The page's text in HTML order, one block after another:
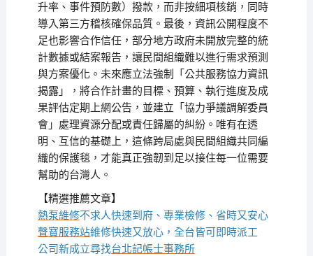
升率、事件預防數）撥款，而非按細項核銷，同時
導入第三方稽核確保品質。最後，資訊公開程度不
足也影響合作信任，部分地方政府未開放完整的統
計數據或結案報告，讓民間組織難以進行需求預測
與方案優化。未來應立法強制「公共服務協力資訊
揭露」，將合作計畫的目標、預算、執行進度及成
果評估定期上網公告，並建立「協力爭議調解委員
會」處理資源分配或責任歸屬的糾紛。唯有在透
明、互信的基礎上，這條跨局處與民間組織共同編
織的保護毯，才能真正強韌到足以接住每一位需要
幫助的台灣人。
【精選推薦文章】
熱泵維修不求人快速到府、專業檢修、省時又安心
聲寶服務站維修快速又放心，全台皆可即時派工
公司新成立尋找台北記帳士事務所